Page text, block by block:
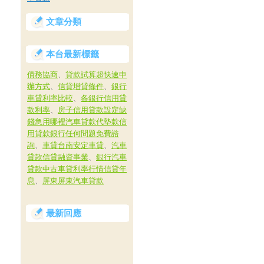
文章分類
本台最新標籤
債務協商、 貸款試算超快速申
辦方式、 信貸增貸條件、 銀行
車貸利率比較、 各銀行信用貸
款利率、 房子信用貸款設定缺
錢急用哪裡汽車貸款代墊款信
用貸款銀行任何問題免費諮
詢、 車貸台南安定車貸、 汽車
貸款信貸融資事業、 銀行汽車
貸款中古車貸利率行情信貸年
息、 屏東屏東汽車貸款
最新回應